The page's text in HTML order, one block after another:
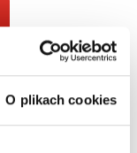
O plikach cookies
offer